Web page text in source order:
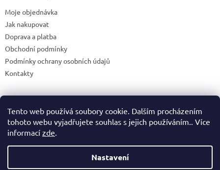
Tento web používá soubory cookie. Dalším procházením
tohoto webu vyjadřujete souhlas s jejich používáním.. Více
informací zde.
Nastavení
Moje objednávka
Jak nakupovat
Doprava a platba
Obchodní podmínky
Podmínky ochrany osobních údajů
Kontakty
Blog
Vytvořil Shoptet